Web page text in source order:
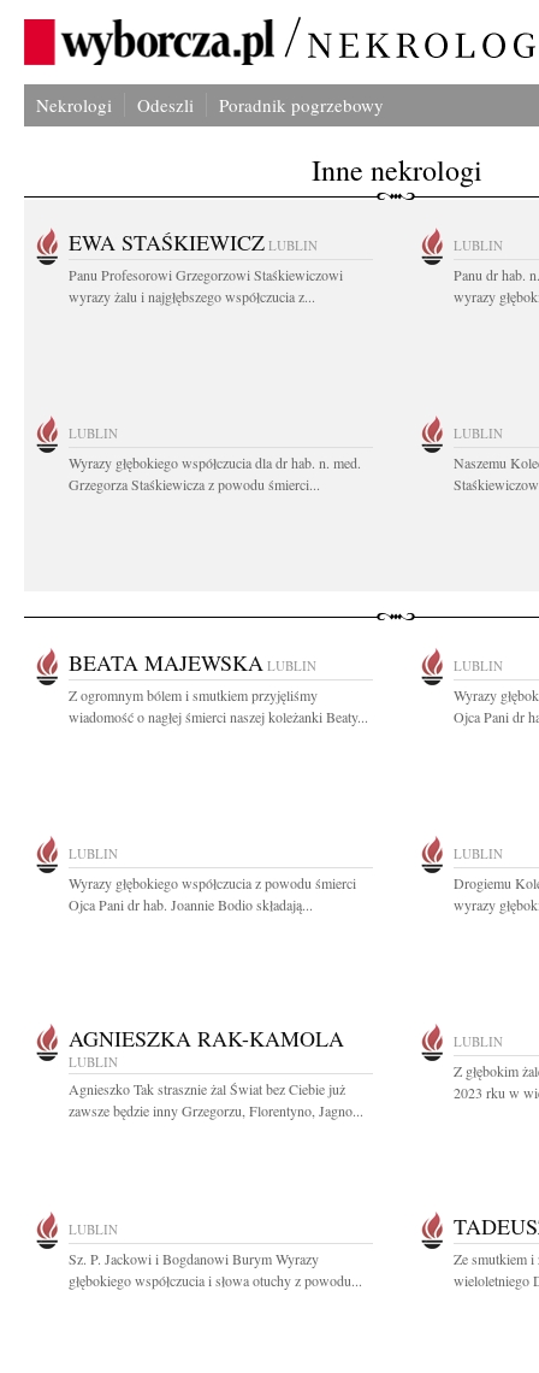
Nekrologi Odeszli Poradnik pogrzebowy
Inne nekrologi
EWA STAŚKIEWICZ LUBLIN
Panu Profesorowi Grzegorzowi Staśkiewiczowi
wyrazy żalu i najgłębszego współczucia z...
LUBLIN
Panu dr hab.
wyrazy
LUBLIN
Wyrazy głębokiego współczucia dla dr hab. n. med.
Grzegorza Staśkiewicza z powodu śmierci...
LUBLIN
Naszemu
BEATA MAJEWSKA LUBLIN
Z ogromnym bólem i smutkiem przyjęliśmy
wiadomość o nagłej śmierci naszej koleżanki Beaty...
LUBLIN
Wyrazy
Ojca Pani dr
LUBLIN
Wyrazy głębokiego współczucia z powodu śmierci
Ojca Pani dr hab. Joannie Bodio składają...
LUBLIN
Drogiemu
wyrazy
AGNIESZKA RAK-KAMOLA
LUBLIN
Agnieszko Tak strasznie żal Świat bez Ciebie już
zawsze będzie inny Grzegorzu, Florentyno, Jagno...
LUBLIN
Z głębokim
2023 rku w
LUBLIN
Sz. P. Jackowi i Bogdanowi Burym Wyrazy
głębokiego współczucia i słowa otuchy z powodu...
Ze smutkiem i
wieloletniego